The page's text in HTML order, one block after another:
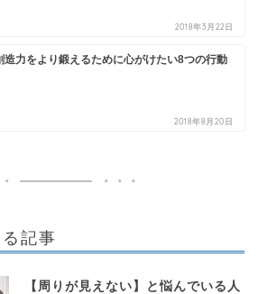
2018年3月22日
造力をより鍛えるために心がけたい8つの行動
2018年8月20日
記事
【周りが見えない】と悩んでいる人